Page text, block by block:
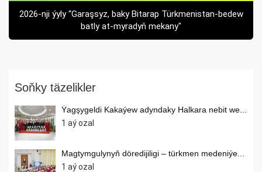
2026-nji ýyly “Garaşsyz, baky Bitarap Türkmenistan-bedew
batly at-myradyň mekany"
Soňky täzelikler
Ýagşygeldi Kakaýew adyndaky Halkara nebit we...
1 aý ozal
Magtymgulynyň döredijiligi – türkmen medeniýe...
1 aý ozal